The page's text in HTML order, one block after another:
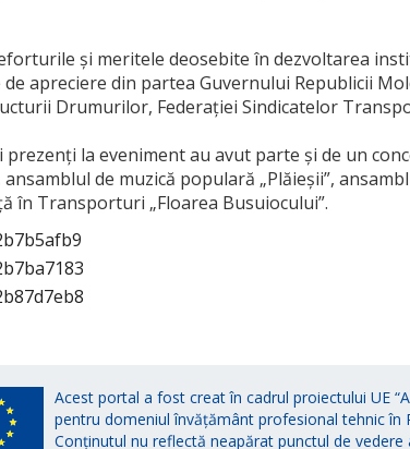
și meritele deosebite în dezvoltarea
de apreciere din partea Guvernului Republicii
Drumurilor, Federației Sindicatelor
prezenți la eveniment au avut parte și de un
ansamblul de muzică populară „Plăieșii”,
în Transporturi „Floarea Busuiocului”.
Acest portal a fost creat în cadrul proiectului UE
pentru domeniul învățământ profesional tehnic în
Conținutul nu reflectă neapărat punctul de vedere